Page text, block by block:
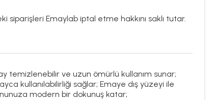
Emaylab iptal etme hakkını saklı tutar.
temizlenebilir ve uzun ömürlü kullanım sunar;
kullanılabilirliği sağlar; Emaye dış yüzeyi ile
modern bir dokunuş katar;